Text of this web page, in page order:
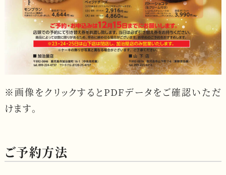
※画像をクリックするとPDFデータをご確認いただ
けます。
ご予約方法